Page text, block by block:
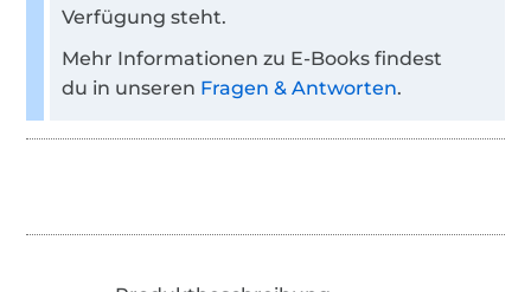
Verfügung steht.
Mehr Informationen zu E-Books findest
du in unseren Fragen & Antworten.